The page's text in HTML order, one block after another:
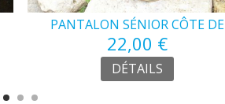
PANTALON SÉNIOR CÔTE DE
CHEVAL
22,00 €
DÉTAILS